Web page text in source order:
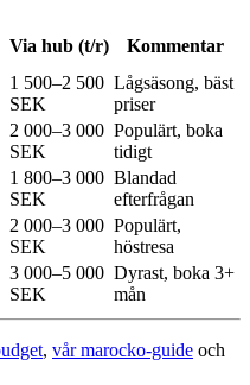
Via hub (t/r)
Kommentar
1 500–2 500
SEK
Lågsäsong, bäst
priser
2 000–3 000
SEK
Populärt, boka
tidigt
1 800–3 000
SEK
Blandad
efterfrågan
2 000–3 000
SEK
Populärt,
höstresa
3 000–5 000
SEK
Dyrast, boka 3+
mån
, vår marocko-guide och